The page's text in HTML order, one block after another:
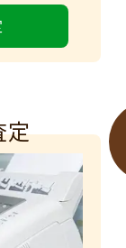
定